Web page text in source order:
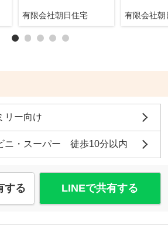
有限会社朝日住宅 有限会社
リー向け
ニ・スーパー 徒歩10分以内
する LINEで共有する